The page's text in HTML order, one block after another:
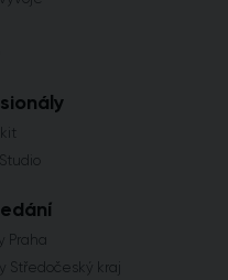
Praha
Středočeský kraj